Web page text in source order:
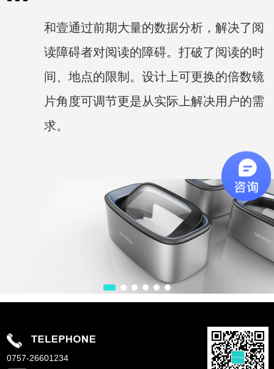
和壹通过前期大量的数据分析，解决了阅
读障碍者对阅读的障碍。打破了阅读的时
间、地点的限制。设计上可更换的倍数镜
片角度可调节更是从实际上解决用户的需
求。
0757-26601234